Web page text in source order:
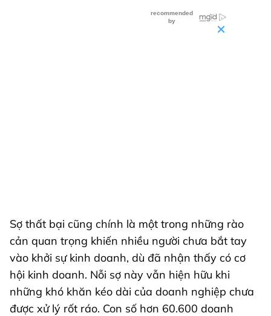
Sợ thất bại cũng chính là một trong những rào
cản quan trọng khiến nhiều người chưa bắt tay
vào khởi sự kinh doanh, dù đã nhận thấy có cơ
hội kinh doanh. Nỗi sợ này vẫn hiện hữu khi
những khó khăn kéo dài của doanh nghiệp chưa
được xử lý rốt ráo. Con số hơn 60.600 doanh